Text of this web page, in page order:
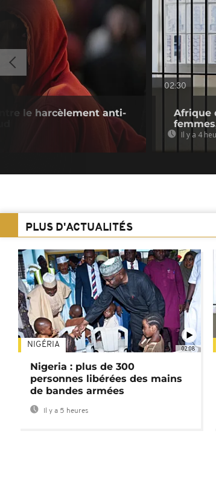
le harcèlement anti-
02:30
Afrique
Il y a 4
PLUS D'ACTUALITÉS
02:08
NIGÉRIA
Nigeria : plus de 300
personnes libérées des mains
de bandes armées
Il y a 5 heures